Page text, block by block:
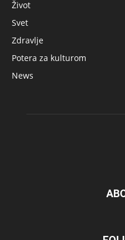
Život
Svet
Zdravlje
Potera za kulturom
News